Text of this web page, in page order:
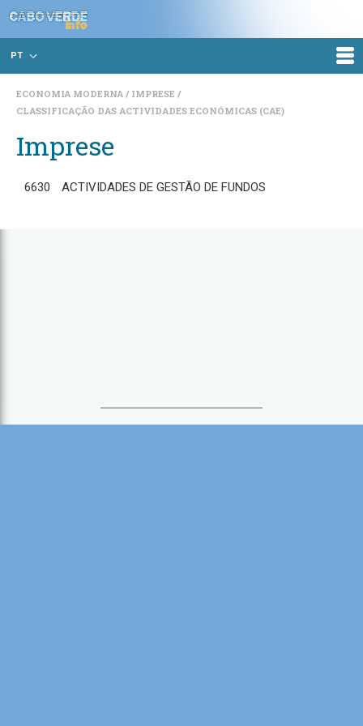
PT
ECONOMIA MODERNA
IMPRESE
CLASSIFICAÇÃO DAS ACTIVIDADES ECONÓMICAS (CAE)
Imprese
6630 ACTIVIDADES DE GESTÃO DE FUNDOS